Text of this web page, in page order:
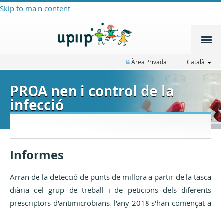
Skip to main content
Àrea Privada Català
PROA nen i control de la
infecció
Informes
Arran de la detecció de punts de millora a partir de la tasca
diària del grup de treball i de peticions dels diferents
prescriptors d'antimicrobians, l'any 2018 s'han començat a